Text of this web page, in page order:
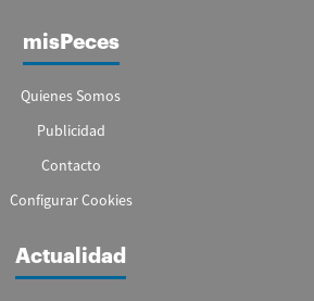
misPeces
Quienes Somos
Publicidad
Contacto
Configurar Cookies
Actualidad